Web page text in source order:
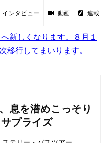
インタビュー 動画 連載
新しくなります。８月１
移行してまいります。
息を潜めこっそり
プライズ